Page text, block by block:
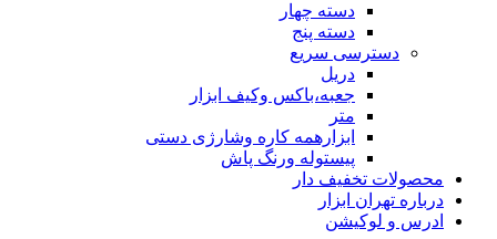
دسته چهار
دسته پنج
دسترسی سریع
دریل
جعبه،باکس وکیف ابزار
متر
ابزارهمه کاره وشارژی دستی
پیستوله ورنگ پاش
محصولات تخفیف دار
درباره تهران ابزار
ادرس و لوکیشن